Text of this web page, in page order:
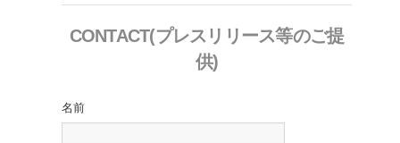
CONTACT(プレスリリース等のご提
供)
名前